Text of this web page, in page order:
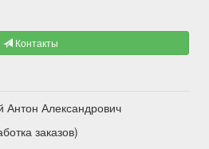
Контакты
Александрович
заказов)